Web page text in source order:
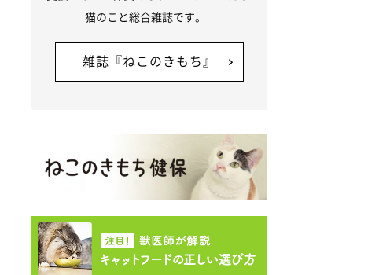
猫のこと総合雑誌です。
雑誌『ねこのきもち』